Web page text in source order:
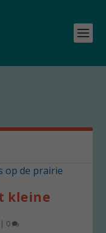
kleine
| 0